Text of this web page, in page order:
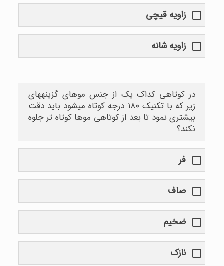
زاویه قیچی
زاویه شانه
در کوتاهی کداک یک از جنس موهای گزینههای
زیر که با تکنیک ۱۸۰ درجه کوتاه میشود باید دقت
بیشتری نمود تا بعد از کوتاهی موها کوتاه تر جلوه
نکند؟
فر
صاف
ضخیم
نازک